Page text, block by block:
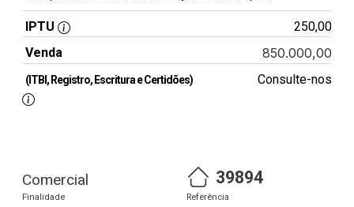
IPTU
250,00
Venda
850.000,00
(ITBI, Registro, Escritura e Certidões) Consulte-nos
Comercial
Finalidade
39894
Referência